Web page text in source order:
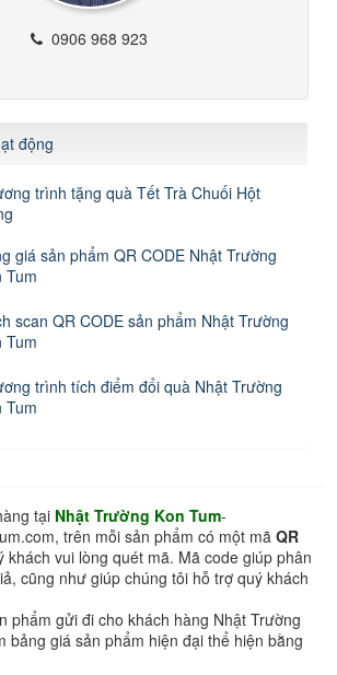
0906 968 923
động
trình tặng quà Tết Trà Chuối Hột
giá sản phẩm QR CODE Nhật Trường
Tum
scan QR CODE sản phẩm Nhật Trường
Tum
trình tích điểm đổi quà Nhật Trường
Tum
tại Nhật Trường Kon Tum-
trên mỗi sản phẩm có một mã QR
khách vui lòng quét mã. Mã code giúp phân
cũng như giúp chúng tôi hỗ trợ quý khách
phẩm gửi đi cho khách hàng Nhật Trường
bảng giá sản phẩm hiện đại thể hiện bằng